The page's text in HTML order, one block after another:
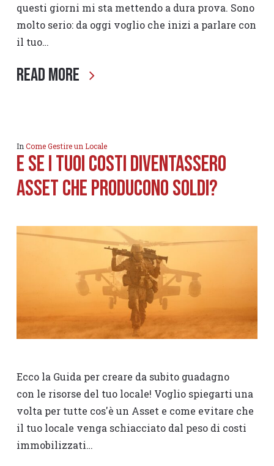
questi giorni mi sta mettendo a dura prova. Sono
molto serio: da oggi voglio che inizi a parlare con
il tuo…
Read More
In Come Gestire un Locale
E se i tuoi COSTI diventassero
ASSET che producono soldi?
Ecco la Guida per creare da subito guadagno
con le risorse del tuo locale! Voglio spiegarti una
volta per tutte cos'è un Asset e come evitare che
il tuo locale venga schiacciato dal peso di costi
immobilizzati…